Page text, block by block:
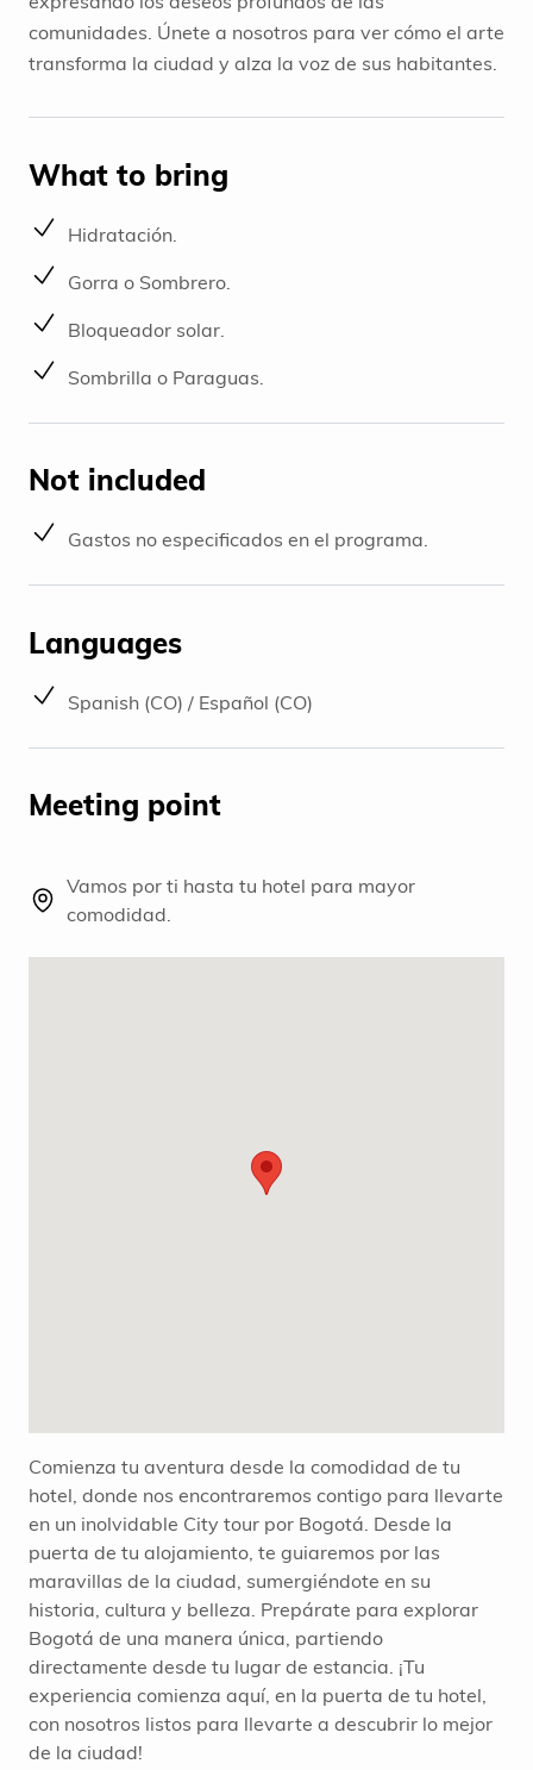
comunidades. Únete a nosotros para ver cómo el arte
transforma la ciudad y alza la voz de sus habitantes.
What to bring
Hidratación.
Gorra o Sombrero.
Bloqueador solar.
Sombrilla o Paraguas.
Not included
Gastos no especificados en el programa.
Languages
Spanish (CO) / Español (CO)
Meeting point
Vamos por ti hasta tu hotel para mayor
comodidad.
Comienza tu aventura desde la comodidad de tu
hotel, donde nos encontraremos contigo para llevarte
en un inolvidable City tour por Bogotá. Desde la
puerta de tu alojamiento, te guiaremos por las
maravillas de la ciudad, sumergiéndote en su
historia, cultura y belleza. Prepárate para explorar
Bogotá de una manera única, partiendo
directamente desde tu lugar de estancia. ¡Tu
experiencia comienza aquí, en la puerta de tu hotel,
con nosotros listos para llevarte a descubrir lo mejor
de la ciudad!